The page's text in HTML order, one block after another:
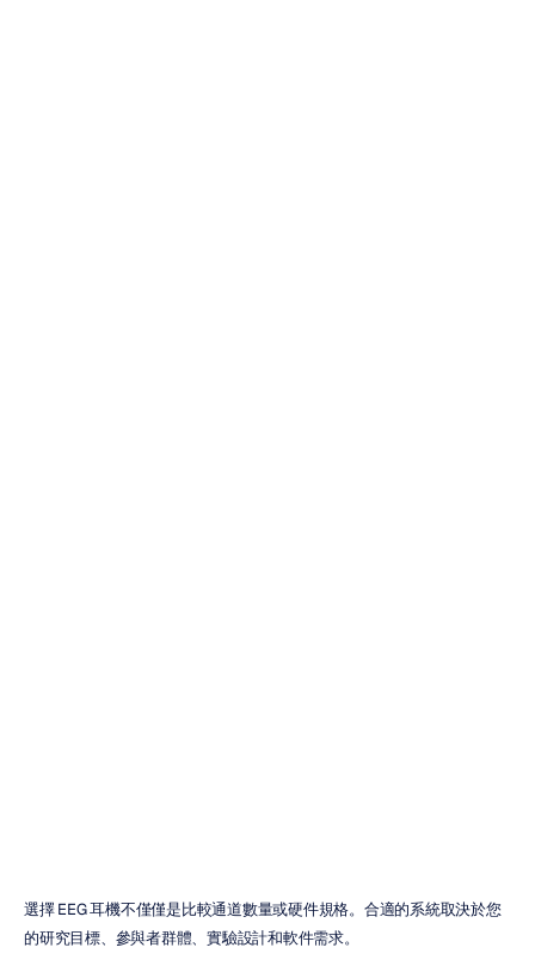
選擇 EEG 耳機不僅僅是比較通道數量或硬件規格。合適的系統取決於您
的研究目標、參與者群體、實驗設計和軟件需求。